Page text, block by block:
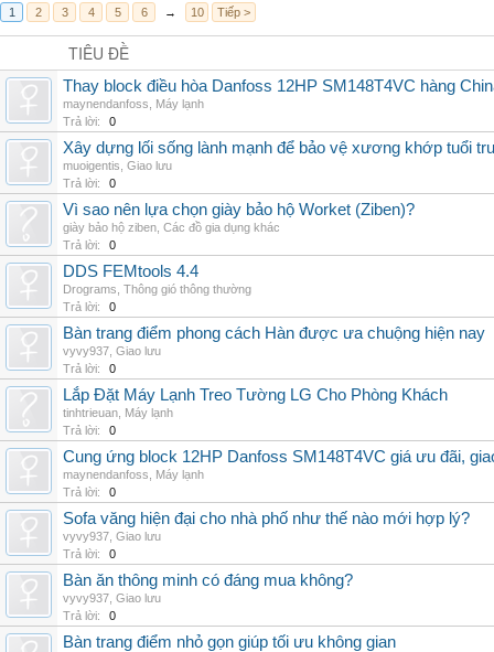
1 2 3 4 5 6 → 10 Tiếp >
TIÊU ĐỀ
Thay block điều hòa Danfoss 12HP SM148T4VC hàng
maynendanfoss
Máy lạnh
Trả lời:
0
Xây dựng lối sống lành mạnh để bảo vệ xương khớp tuổi
muoigentis Giao lưu
Trả lời:
0
Vì sao nên lựa chọn giày bảo hộ Worket (Ziben)?
giày bảo hộ ziben Các đồ gia dụng khác
Trả lời:
0
DDS FEMtools 4.4
Drograms Thông gió thông thường
Trả lời:
0
Bàn trang điểm phong cách Hàn được ưa chuộng hiện nay
vyvy937 Giao lưu
Trả lời:
0
Lắp Đặt Máy Lạnh Treo Tường LG Cho Phòng Khách
tinhtrieuan Máy lạnh
Trả lời:
0
Cung ứng block 12HP Danfoss SM148T4VC giá ưu đãi,
maynendanfoss
Máy lạnh
Trả lời:
0
Sofa văng hiện đại cho nhà phố như thế nào mới hợp lý?
vyvy937 Giao lưu
Trả lời:
0
Bàn ăn thông minh có đáng mua không?
vyvy937 Giao lưu
Trả lời:
0
Bàn trang điểm nhỏ gọn giúp tối ưu không gian